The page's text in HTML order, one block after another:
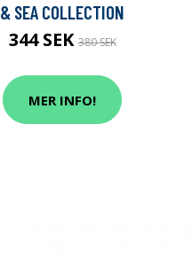
& SEA COLLECTION
344 SEK380 SEK
MER INFO!